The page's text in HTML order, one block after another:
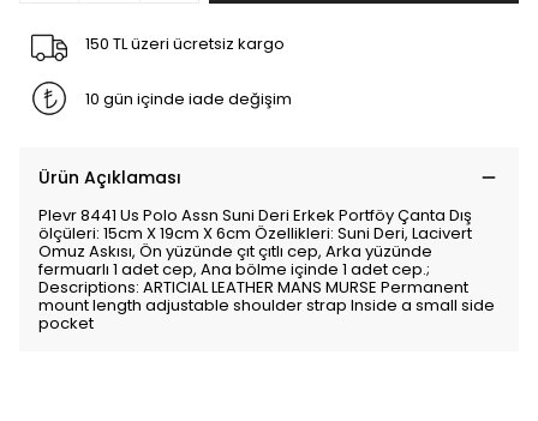
150 TL üzeri ücretsiz kargo
10 gün içinde iade değişim
Ürün Açıklaması
Plevr 8441 Us Polo Assn Suni Deri Erkek Portföy Çanta Dış
ölçüleri: 15cm X 19cm X 6cm Özellikleri: Suni Deri, Lacivert
Omuz Askısı, Ön yüzünde çıt çıtlı cep, Arka yüzünde
fermuarlı 1 adet cep, Ana bölme içinde 1 adet cep.;
Descriptions: ARTICIAL LEATHER MANS MURSE Permanent
mount length adjustable shoulder strap Inside a small side
pocket